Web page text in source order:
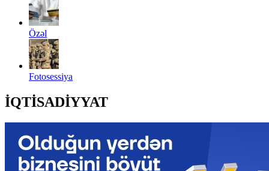
Özəl
Fotosessiya
İQTİSADİYYAT